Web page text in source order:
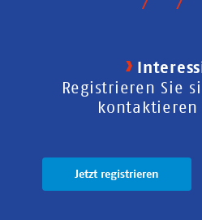
Registrieren Sie
kontaktieren
Jetzt registrieren